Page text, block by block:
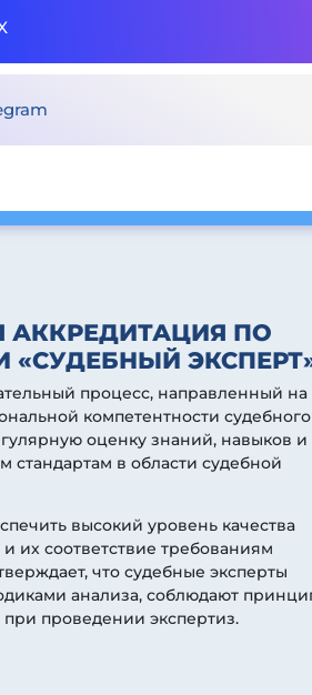
АККРЕДИТАЦИЯ ПО
«СУДЕБНЫЙ
процесс, направленный на
компетентности судебного
оценку знаний, навыков и
стандартам в области судебной
высокий уровень качества
их соответствие требованиям
что судебные эксперты
анализа, соблюдают
проведении экспертиз.